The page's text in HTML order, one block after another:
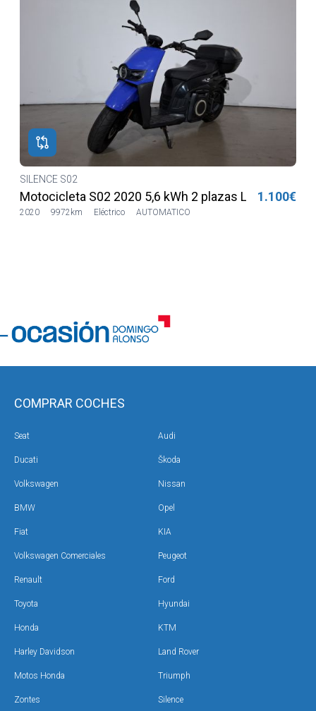
SILENCE S02
Motocicleta S02 2020 5,6 kWh 2 plazas Lilia LVSH
2020 9972km Eléctrico AUTOMATICO
1.100€
COMPRAR COCHES
Seat Audi
Ducati Škoda
Volkswagen Nissan
BMW Opel
Fiat KIA
Volkswagen Comerciales Peugeot
Renault Ford
Toyota Hyundai
Honda KTM
Harley Davidson Land Rover
Motos Honda Triumph
Zontes Silence